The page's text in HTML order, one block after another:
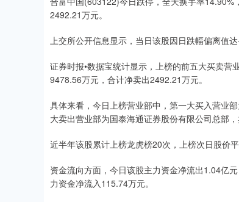
2492.21万元。
上交所公开信息显示，当日该股因日跌幅偏离值
证券时报•数据宝统计显示，上榜的前五大买卖
9478.56万元，合计净卖出2492.21万元。
具体来看，今日上榜营业部中，第一大买入营业
大卖出营业部为国泰海通证券股份有限公司总部
近半年该股累计上榜龙虎榜20次，上榜次日股价
资金流向方面，今日该股主力资金净流出1.04亿
力资金净流入115.74万元。